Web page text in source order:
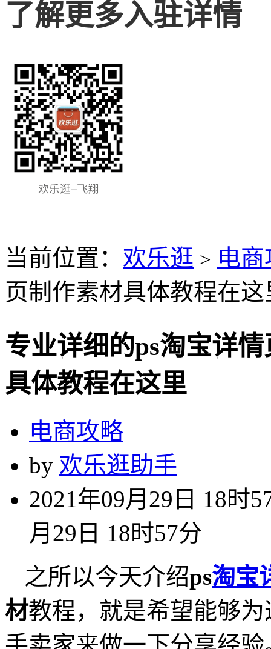
了解更多入驻详情
当前位置： 欢乐逛 > 电
页制作素材具体教程在这
专业详细的ps淘宝详
具体教程在这里
电商攻略
by 欢乐逛助手
2021年09月29日 18时
月29日 18时57分
之所以今天介绍ps淘宝
材教程，就是希望能够为